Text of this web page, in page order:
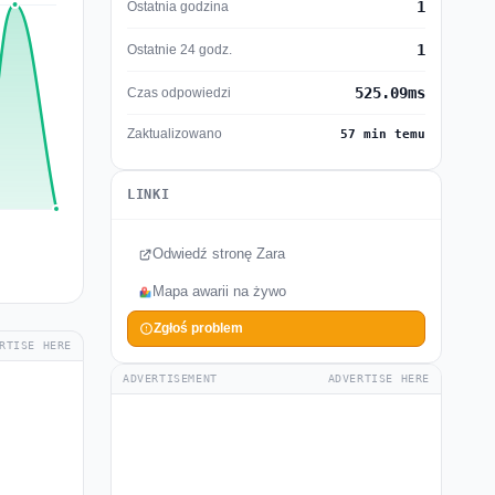
HERE
Ostatnia godzina 1
Ostatnie 24 godz. 1
Czas odpowiedzi 525.09ms
Zaktualizowano 57 min temu
LINKI
Odwiedź stronę Zara
Mapa awarii na żywo
Zgłoś problem
ADVERTISEMENT ADVERTISE HERE